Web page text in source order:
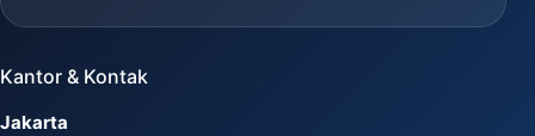
Kantor & Kontak
Jakarta